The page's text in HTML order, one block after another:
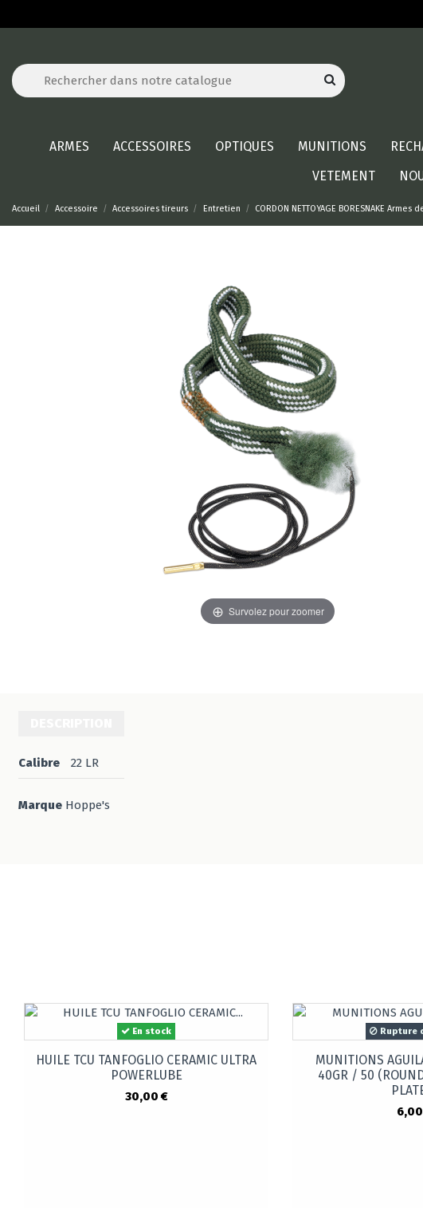
ARMES ACCESSOIRES OPTIQUES MUNITIONS
VETEMENT
Accueil Accessoire Accessoires tireurs Entretien CORDON NETTOYAGE BORESNAKE Armes
Survolez pour zoomer
Calibre 22 LR
Marque Hoppe's
En stock
HUILE TCU TANFOGLIO CERAMIC ULTRA
POWERLUBE
30,00 €
Rupture
MUNITIONS
40GR / 50